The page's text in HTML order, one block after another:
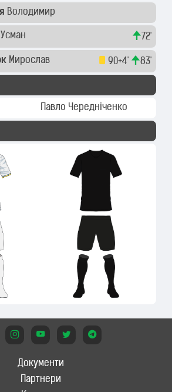
Володимир
Усман 72'
Мирослав 90+4' 83'
Павло Чередніченко
Документи
Партнери